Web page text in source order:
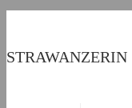
Inhalt
STRAWANZERIN